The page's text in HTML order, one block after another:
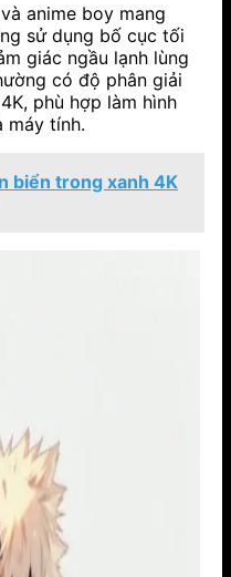
anime boy mang
sử dụng bố cục tối
giác ngầu lạnh lùng
có độ phân giải
phù hợp làm hình
máy tính.
biển trong xanh 4K